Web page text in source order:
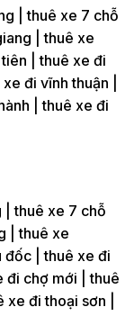
| thuê xe 7 chỗ
| thuê xe
| thuê xe đi
đi vĩnh thuận |
| thuê xe đi
| thuê xe 7 chỗ
| thuê xe
đốc | thuê xe đi
đi chợ mới | thuê
đi thoại sơn |